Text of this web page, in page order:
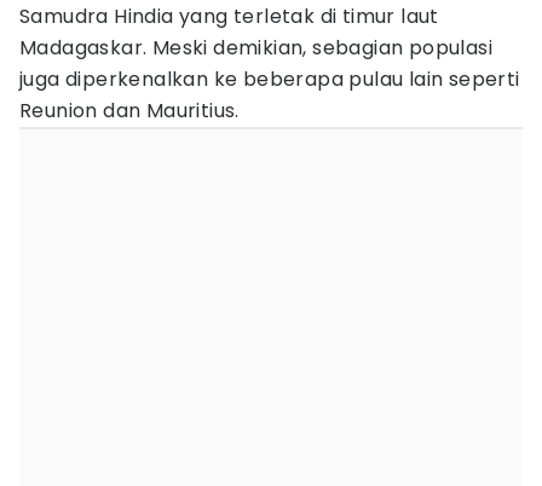
Samudra Hindia yang terletak di timur laut
Madagaskar. Meski demikian, sebagian populasi
juga diperkenalkan ke beberapa pulau lain seperti
Reunion dan Mauritius.